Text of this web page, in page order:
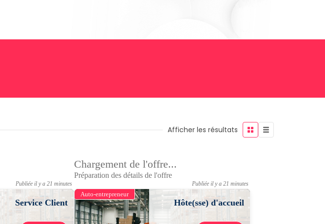
Afficher les résultats
Publiée il y a 21 minutes
Service Client
Chargement de l'offre...
Préparation des détails de l'offre
Publiée il y a 21 minutes
Auto-entrepreneur
Hôte(sse) d'accueil